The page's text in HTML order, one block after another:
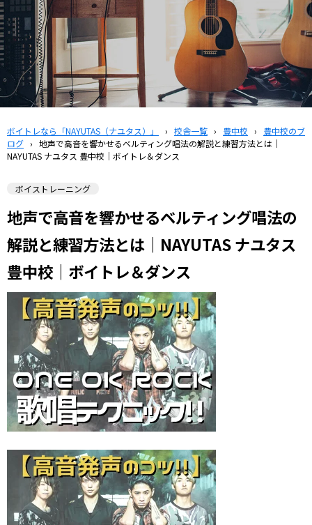
ボイトレなら「NAYUTAS（ナユタス）」 › 校舎一覧 › 豊中校 ›
豊中校のブ
ログ › 地声で高音を響かせるベルティング唱法の解説と練習方法とは｜
NAYUTAS ナユタス 豊中校｜ボイトレ＆ダンス
ボイストレーニング
地声で高音を響かせるベルティング唱法の
解説と練習方法とは｜NAYUTAS ナユタス
豊中校｜ボイトレ＆ダンス